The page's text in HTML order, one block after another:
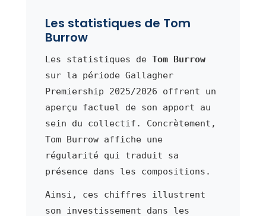
Les statistiques de Tom
Burrow
Les statistiques de Tom Burrow
sur la période Gallagher
Premiership 2025/2026 offrent un
aperçu factuel de son apport au
sein du collectif. Concrètement,
Tom Burrow affiche une
régularité qui traduit sa
présence dans les compositions.
Ainsi, ces chiffres illustrent
son investissement dans les